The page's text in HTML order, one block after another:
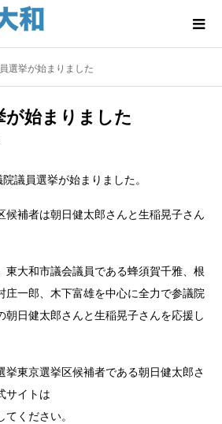
選挙が始まりました
が始まりました
議員選挙が始まりました。
候補者は朝日健太郎さんと生稲晃子さん
東大和市議会議員である蜂須賀千雅、根
庄一郎、木下富雄を中心に全力で参議院
朝日健太郎さんと生稲晃子さんを応援し
挙東京選挙区候補者である朝日健太郎さ
サイトは
ください。